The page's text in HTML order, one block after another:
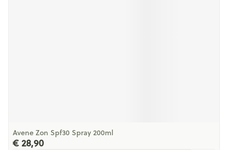
Avene Zon Spf30 Spray 200ml
€ 28,90